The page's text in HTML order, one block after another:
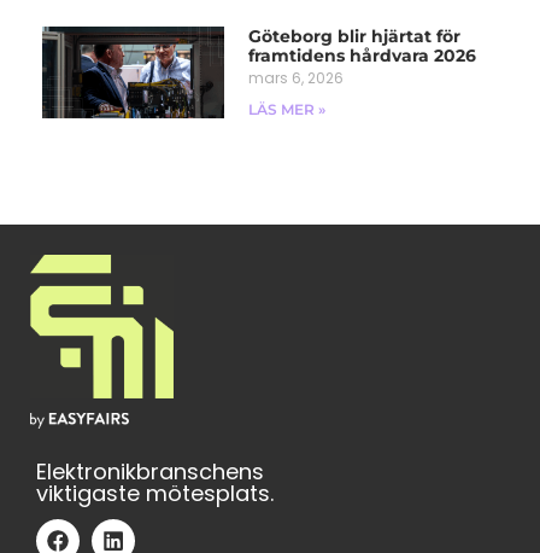
Göteborg blir hjärtat för
framtidens hårdvara 2026
mars 6, 2026
LÄS MER »
Elektronikbranschens
viktigaste mötesplats.